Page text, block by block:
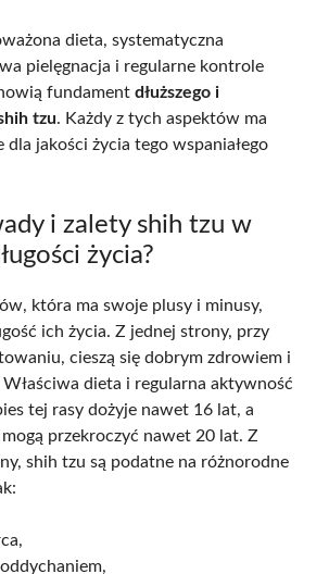
dieta, systematyczna
pielęgnacja i regularne kontrole
fundament dłuższego i
tzu. Każdy z tych aspektów ma
dla jakości życia tego wspaniałego
i zalety shih tzu w
życia?
która ma swoje plusy i minusy,
ich życia. Z jednej strony, przy
cieszą się dobrym zdrowiem i
Właściwa dieta i regularna aktywność
tej rasy dożyje nawet 16 lat, a
przekroczyć nawet 20 lat. Z
shih tzu są podatne na różnorodne